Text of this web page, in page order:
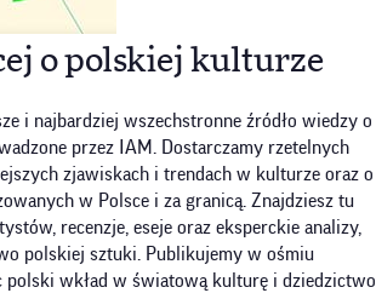
o polskiej kulturze
i najbardziej wszechstronne źródło wiedzy o
przez IAM. Dostarczamy rzetelnych
zjawiskach i trendach w kulturze oraz o
w Polsce i za granicą. Znajdziesz tu
recenzje, eseje oraz eksperckie analizy,
polskiej sztuki. Publikujemy w ośmiu
polski wkład w światową kulturę i dziedzictwo